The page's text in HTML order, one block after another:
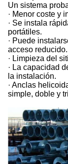
Un sistema
· Menor coste y
· Se instala
portátiles.
· Puede
acceso reducido.
· Limpieza del
· La capacidad
la instalación.
· Anclas
simple, doble y